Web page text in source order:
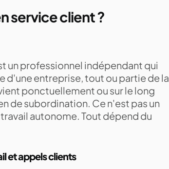
service client ?
un professionnel indépendant qui
d'une entreprise, tout ou partie de la
ponctuellement ou sur le long
de subordination. Ce n'est pas un
autonome. Tout dépend du
et appels clients